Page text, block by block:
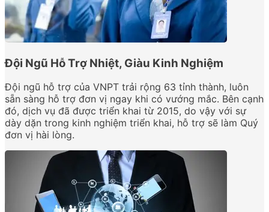
Đội Ngũ Hỗ Trợ Nhiệt, Giàu Kinh Nghiệm
Đội ngũ hỗ trợ của VNPT trải rộng 63 tỉnh thành, luôn
sẵn sàng hỗ trợ đơn vị ngay khi có vướng mắc. Bên cạnh
đó, dịch vụ đã được triển khai từ 2015, do vậy với sự
dày dặn trong kinh nghiệm triển khai, hỗ trợ sẽ làm Quý
đơn vị hài lòng.